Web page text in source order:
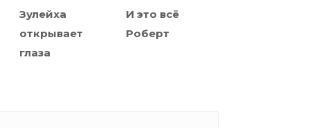
Зулейха
открывает
глаза
И это всё
Роберт